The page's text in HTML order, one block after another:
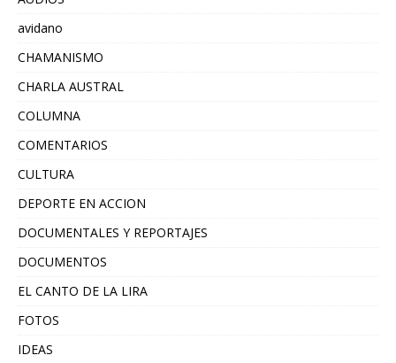
avidano
CHAMANISMO
CHARLA AUSTRAL
COLUMNA
COMENTARIOS
CULTURA
DEPORTE EN ACCION
DOCUMENTALES Y REPORTAJES
DOCUMENTOS
EL CANTO DE LA LIRA
FOTOS
IDEAS